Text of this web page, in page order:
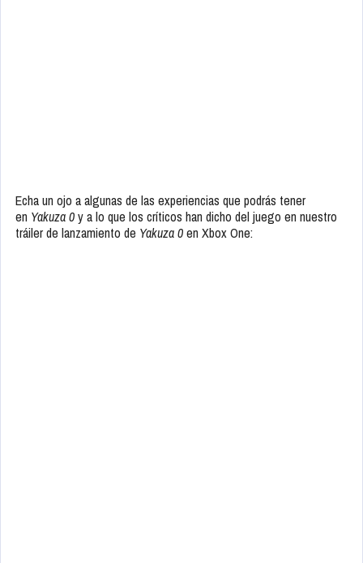
Echa un ojo a algunas de las experiencias que podrás tener
en Yakuza 0y a lo que los críticos han dicho del juego en nuestro
tráiler de lanzamiento de Yakuza 0en Xbox One: